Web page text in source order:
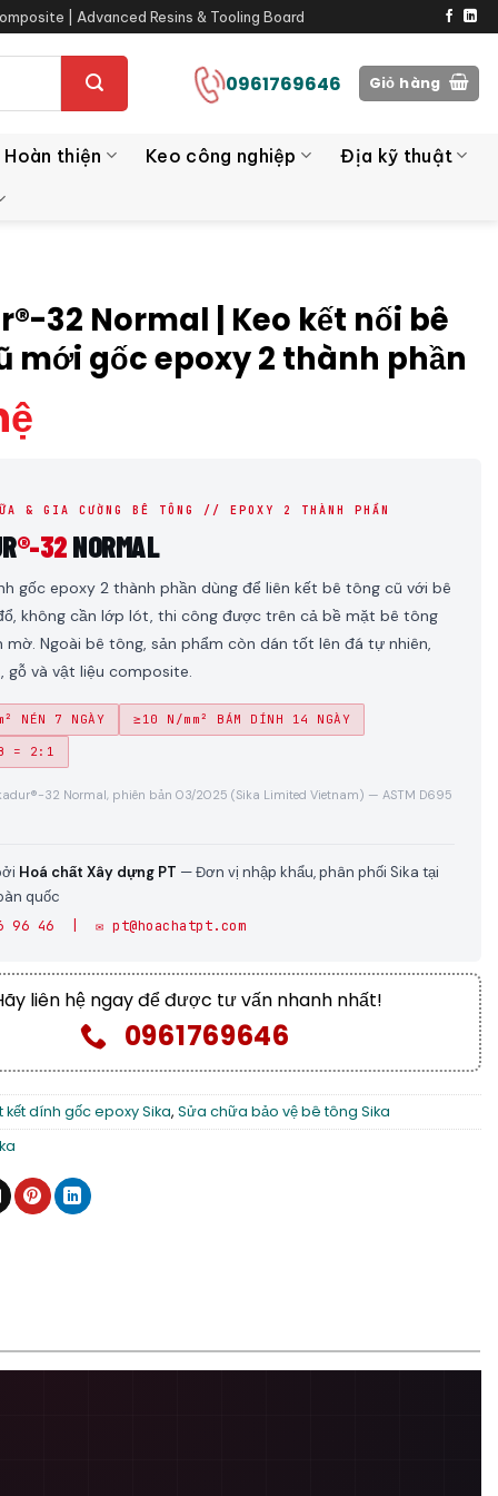
| Advanced Resins & Tooling Board
0961769646 Giỏ hàng
thiện Keo công nghiệp Địa kỹ thuật
32 Normal | Keo kết nối bê
mới gốc epoxy 2 thành phần
& GIA CƯỜNG BÊ TÔNG // EPOXY 2 THÀNH PHẦN
®-32NORMAL
gốc epoxy 2 thành phần dùng để liên kết bê tông cũ với bê
không cần lớp lót, thi công được trên cả bề mặt bê tông
mờ. Ngoài bê tông, sản phẩm còn dán tốt lên đá tự nhiên,
gỗ và vật liệu composite.
NÉN 7 NGÀY ≥10 N/mm² BÁM DÍNH 14 NGÀY
= 2:1
32 Normal, phiên bản 03/2025 (Sika Limited Vietnam) — ASTM D695
Hoá chất Xây dựng PT — Đơn vị nhập khẩu, phân phối Sika tại
quốc
96 46 | ✉️ pt@hoachatpt.com
liên hệ ngay để được tư vấn nhanh nhất!
0961769646
kết dính gốc epoxy Sika, Sửa chữa bảo vệ bê tông Sika